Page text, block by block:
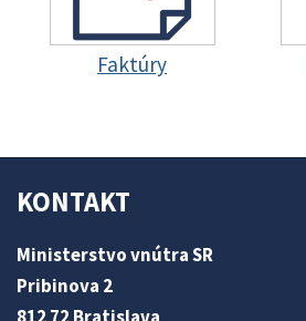
Faktúry
KONTAKT
Ministerstvo vnútra SR
Pribinova 2